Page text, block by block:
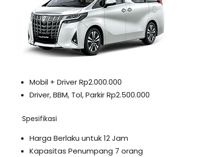
Mobil + Driver Rp2.000.000
Driver, BBM, Tol, Parkir Rp2.500.000
Spesifikasi
Harga Berlaku untuk 12 Jam
Kapasitas Penumpang 7 orang